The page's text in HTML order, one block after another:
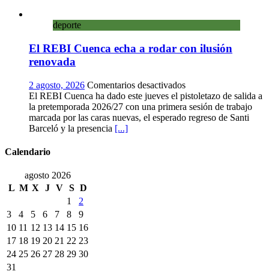
vendimia
la
historia
ya
es
deporte
El REBI Cuenca echa a rodar con ilusión
renovada
2 agosto, 2026 Comentarios desactivadosen
El
REBI
Cuenca
El REBI Cuenca ha dado este jueves el pistoletazo de salida a
la pretemporada 2026/27 con una primera sesión de trabajo
marcada por las caras nuevas, el esperado regreso de Santi
Barceló y la presencia [...]
Calendario
agosto 2026
L M X J V S D
1
2
3
4 5 6 7 8
9
10 11 12 13 14 15 16
17 18 19 20 21 22 23
24 25 26 27 28 29 30
31